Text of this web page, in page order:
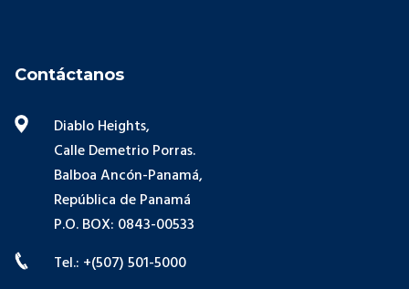
Contáctanos
Diablo Heights,
Calle Demetrio Porras.
Balboa Ancón-Panamá,
República de Panamá
P.O. BOX: 0843-00533
Tel.: +(507) 501-5000